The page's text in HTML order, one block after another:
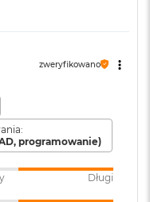
I MACA– Mac świetnie
coś na iPhonie i wkleić to
FaceTime i
zweryfikowano
programowanie)
Długi